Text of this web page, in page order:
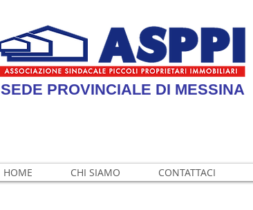
SEDE PROVINCIALE DI MESSINA
HOME CHI SIAMO CONTATTACI